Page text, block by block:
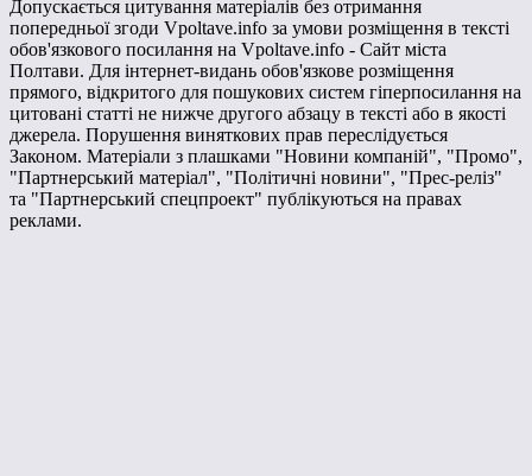
Допускається цитування матеріалів без отримання
попередньої згоди Vpoltave.info за умови розміщення в тексті
обов'язкового посилання на Vpoltave.info - Сайт міста
Полтави. Для інтернет-видань обов'язкове розміщення
прямого, відкритого для пошукових систем гіперпосилання на
цитовані статті не нижче другого абзацу в тексті або в якості
джерела. Порушення виняткових прав переслідується
Законом. Матеріали з плашками "Новини компаній", "Промо",
"Партнерський матеріал", "Політичні новини", "Прес-реліз"
та "Партнерський спецпроект" публікуються на правах
реклами.